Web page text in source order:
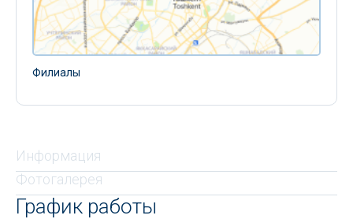
Филиалы
Информация
Фотогалерея
График работы